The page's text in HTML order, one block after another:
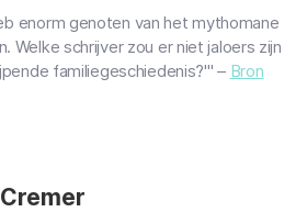
enorm genoten van het mythomane
Welke schrijver zou er niet jaloers zijn
familiegeschiedenis?'" – Bron